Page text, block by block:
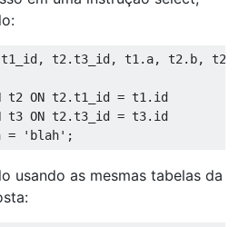
t1_id, t2 .t3_id, t1 . a, t2 . b, t2
t2 ON t2 .t1_id = t1 .
t3 ON t2 .t3_id = t3.
= 'blah' ;
usando as mesmas tabelas da